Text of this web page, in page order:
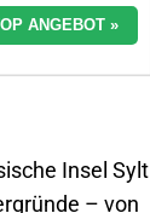
ANGEBOT »
Insel Sylt
– von